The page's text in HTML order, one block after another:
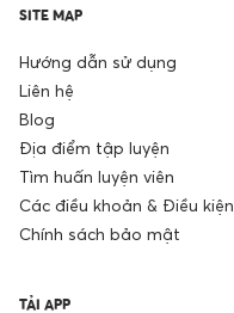
SITE MAP
Hướng dẫn sử dụng
Liên hệ
Blog
Địa điểm tập luyện
Tìm huấn luyện viên
Các điều khoản & Điều kiện
Chính sách bảo mật
TẢI APP